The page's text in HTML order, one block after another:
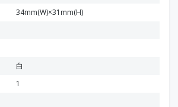
34mm(W)×31mm(H)
白
1